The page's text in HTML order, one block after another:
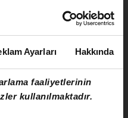
Ayarları Hakkında
faaliyetlerinin
kullanılmaktadır.
cephesinden
sürpriz "Adaylık"
vadiler